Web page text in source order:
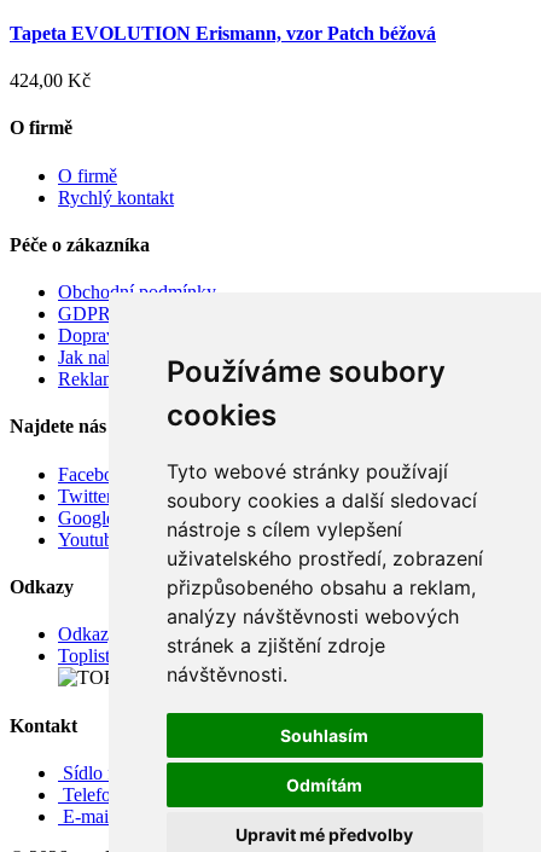
Používáme soubory
cookies
Tyto webové stránky používají
soubory cookies a další sledovací
nástroje s cílem vylepšení
uživatelského prostředí, zobrazení
přizpůsobeného obsahu a reklam,
analýzy návštěvnosti webových
stránek a zjištění zdroje
návštěvnosti.
Souhlasím
Odmítám
Upravit mé předvolby
Tapeta EVOLUTION Erismann, vzor Patch béžová
424,00 Kč
O firmě
O firmě
Rychlý kontakt
Péče o zákazníka
Obchodní podmínky
GDPR
Doprava
Jak nakupovat
Reklamace
Najdete nás
Facebook
Twitter
Google
Youtube
Odkazy
Odkazy
Toplist
Kontakt
Sídlo firmy: Boženy Němcové 739/1, Svitavy 568 02, CZ
Telefon: +420 608 449 590
E-mail: info@e-color.cz